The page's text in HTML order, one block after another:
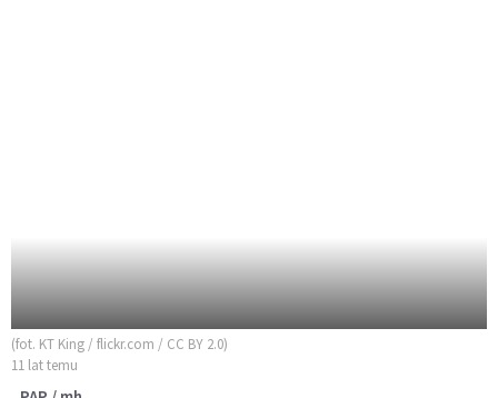
(fot. KT King / flickr.com / CC BY 2.0)
11 lat temu